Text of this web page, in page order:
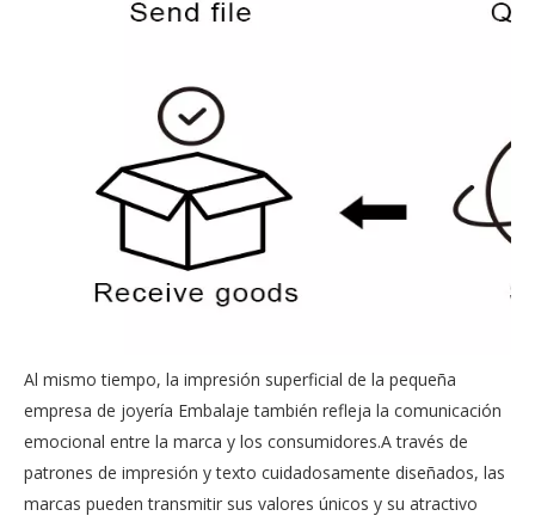
Al mismo tiempo, la impresión superficial de la pequeña
empresa de joyería Embalaje también refleja la comunicación
emocional entre la marca y los consumidores.A través de
patrones de impresión y texto cuidadosamente diseñados, las
marcas pueden transmitir sus valores únicos y su atractivo